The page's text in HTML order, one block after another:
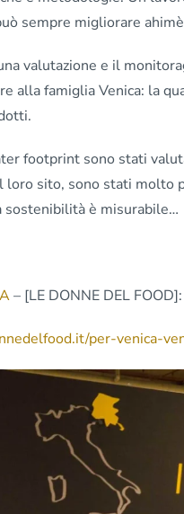
sempre migliorare
valutazione e il
alla famiglia Venica: la
footprint sono stati
sito, sono stati molto
sostenibilità è misurabile…
– [LE DONNE DEL FOOD]:
per-venica-